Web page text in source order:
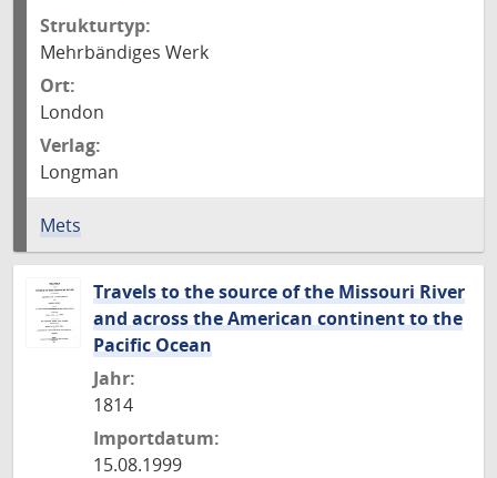
Strukturtyp:
Mehrbändiges Werk
Ort:
London
Verlag:
Longman
Mets
Travels to the source of the Missouri River
and across the American continent to the
Pacific Ocean
Jahr:
1814
Importdatum:
15.08.1999